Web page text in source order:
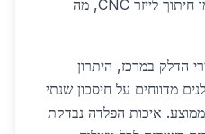
כאן משקיעים בטכנולוגיה כמו חיתוך לייזר CNC, מה
מחירי הדלק במרכז, היתרון
מדווחים על חיסכון שנתי
ממוצע. איכות הפלדה נבדקת